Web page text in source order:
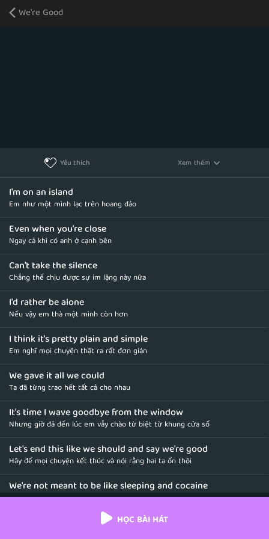
We're Good
Yêu thích Xem thêm
I'm on an island
Em như một mình lạc trên hoang đảo
Even when you're close
Ngay cả khi có anh ở cạnh bên
Can't take the silence
Chẳng thể chịu được sự im lặng này nữa
I'd rather be alone
Nếu vậy em thà một mình còn hơn
I think it's pretty plain and simple
Em nghĩ mọi chuyện thật ra rất đơn giản
We gave it all we could
Ta đã từng trao hết tất cả cho nhau
It's time I wave goodbye from the window
Nhưng giờ đã đến lúc em vẫy chào từ biệt từ khung cửa sổ
Let's end this like we should and say we're good
Hãy để mọi chuyện kết thúc và nói rằng hai ta ổn thôi
We're not meant to be like sleeping and cocaine
Đôi ta chẳng hợp nhau, khác biệt như ngày và đêm
So let's at least agree to go our separate ways
HỌC BÀI HÁT